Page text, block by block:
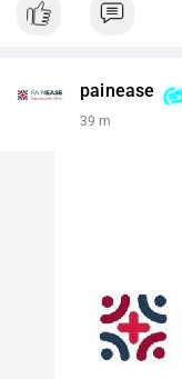
painease
39 m